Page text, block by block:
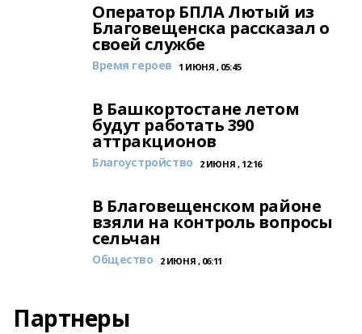
Оператор БПЛА Лютый из
Благовещенска рассказал о
своей службе
Время героев 1 ИЮНЯ , 05:45
В Башкортостане летом
будут работать 390
аттракционов
Благоустройство 2 ИЮНЯ , 12:16
В Благовещенском районе
взяли на контроль вопросы
сельчан
Общество 2 ИЮНЯ , 06:11
Партнеры